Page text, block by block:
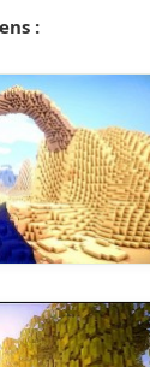
: